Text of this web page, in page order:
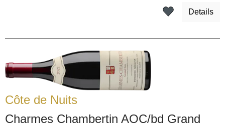
Details
Côte de Nuits
Charmes Chambertin AOC/bd Grand